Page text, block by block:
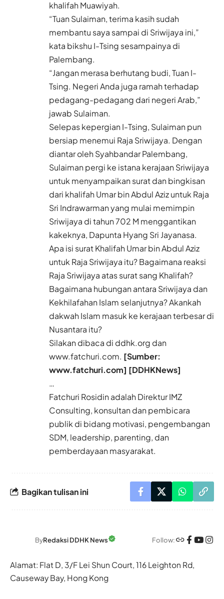
khalifah Muawiyah.
“Tuan Sulaiman, terima kasih sudah
membantu saya sampai di Sriwijaya ini,”
kata bikshu I-Tsing sesampainya di
Palembang.
“Jangan merasa berhutang budi, Tuan I-
Tsing. Negeri Anda juga ramah terhadap
pedagang-pedagang dari negeri Arab,”
jawab Sulaiman.
Selepas kepergian I-Tsing, Sulaiman pun
bersiap menemui Raja Sriwijaya. Dengan
diantar oleh Syahbandar Palembang,
Sulaiman pergi ke istana kerajaan Sriwijaya
untuk menyampaikan surat dan bingkisan
dari khalifah Umar bin Abdul Aziz untuk Raja
Sri Indrawarman yang mulai memimpin
Sriwijaya di tahun 702 M menggantikan
kakeknya, Dapunta Hyang Sri Jayanasa.
Apa isi surat Khalifah Umar bin Abdul Aziz
untuk Raja Sriwijaya itu? Bagaimana reaksi
Raja Sriwijaya atas surat sang Khalifah?
Bagaimana hubungan antara Sriwijaya dan
Kekhilafahan Islam selanjutnya? Akankah
dakwah Islam masuk ke kerajaan terbesar di
Nusantara itu?
Silakan dibaca di ddhk.org dan
www.fatchuri.com. [Sumber:
www.fatchuri.com] [DDHKNews]
…
Fatchuri Rosidin adalah Direktur IMZ
Consulting, konsultan dan pembicara
publik di bidang motivasi, pengembangan
SDM, leadership, parenting, dan
pemberdayaan masyarakat.
Bagikan tulisan ini
ByRedaksi DDHK News Follow:
Alamat: Flat D, 3/F Lei Shun Court, 116 Leighton Rd,
Causeway Bay, Hong Kong